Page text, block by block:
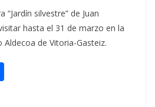
silvestre” de Juan
hasta el 31 de marzo en la
Aldecoa de Vitoria-Gasteiz.